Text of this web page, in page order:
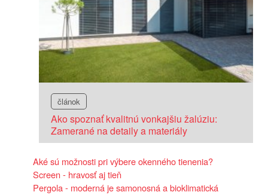
článok
Ako spoznať kvalitnú vonkajšiu žalúziu:
Zamerané na detaily a materiály
Aké sú možnosti pri výbere okenného tienenia?
Screen - hravosť aj tieň
Pergola - moderná je samonosná a bioklimatická